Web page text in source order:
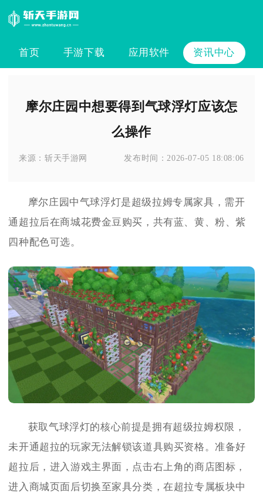
首页 手游下载 应用软件 资讯中心
摩尔庄园中想要得到气球浮灯应该怎
么操作
来源：斩天手游网 发布时间： 2026-07-05 18:08:06
摩尔庄园中气球浮灯是超级拉姆专属家具，需开
通超拉后在商城花费金豆购买，共有蓝、黄、粉、紫
四种配色可选。
获取气球浮灯的核心前提是拥有超级拉姆权限，
未开通超拉的玩家无法解锁该道具购买资格。准备好
超拉后，进入游戏主界面，点击右上角的商店图标，
进入商城页面后切换至家具分类，在超拉专属板块中